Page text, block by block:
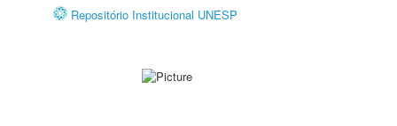
Repositório Institucional UNESP